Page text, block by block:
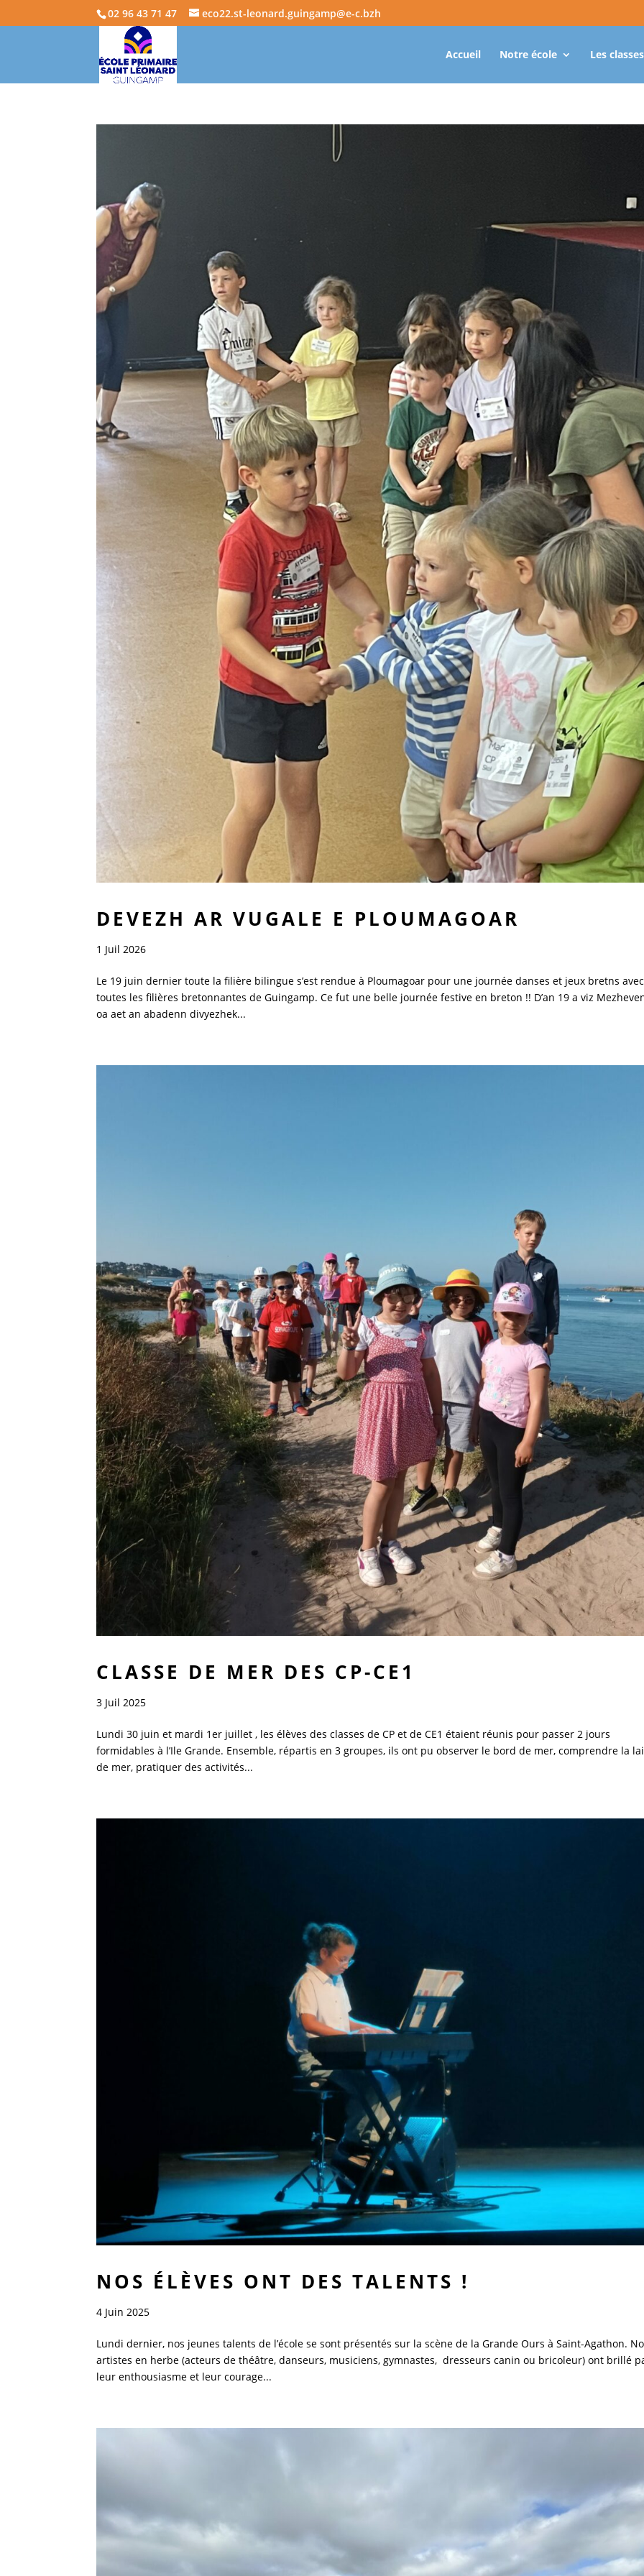
02 96 43 71 47 eco22.st-leonard.guingamp@e-c.bzh
Accueil Notre école Les classes
DEVEZH AR VUGALE E PLOUMAGOAR
1 Juil 2026
Le 19 juin dernier toute la filière bilingue s’est rendue à Ploumagoar pour une journée danses et jeux bretns avec
toutes les filières bretonnantes de Guingamp. Ce fut une belle journée festive en breton !! D’an 19 a viz
oa aet an abadenn divyezhek...
CLASSE DE MER DES CP-CE1
3 Juil 2025
Lundi 30 juin et mardi 1er juillet , les élèves des classes de CP et de CE1 étaient réunis pour passer 2 jours
formidables à l’Ile Grande. Ensemble, répartis en 3 groupes, ils ont pu observer le bord de mer, comprendre la
de mer, pratiquer des activités...
NOS ÉLÈVES ONT DES TALENTS !
4 Juin 2025
Lundi dernier, nos jeunes talents de l’école se sont présentés sur la scène de la Grande Ours à Saint-Agathon.
artistes en herbe (acteurs de théâtre, danseurs, musiciens, gymnastes, dresseurs canin ou bricoleur) ont brillé
leur enthousiasme et leur courage...